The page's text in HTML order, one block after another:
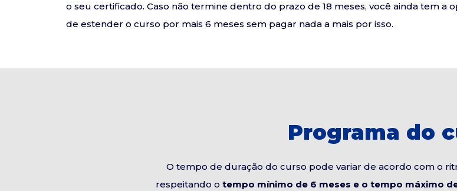
o seu certificado. Caso não termine dentro do prazo de 18 meses, você ainda tem a
de estender o curso por mais 6 meses sem pagar nada a mais por isso.
Programa do
O tempo de duração do curso pode variar de acordo com o
respeitando o tempo mínimo de 6 meses e o tempo máximo